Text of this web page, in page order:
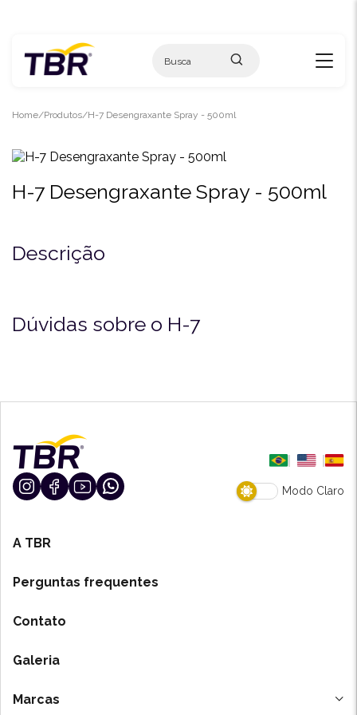
Home Produtos H-7 Desengraxante Spray - 500ml
H-7 Desengraxante Spray - 500ml
Descrição
Dúvidas sobre o H-7
Modo Claro
A TBR
Perguntas frequentes
Contato
Galeria
Marcas